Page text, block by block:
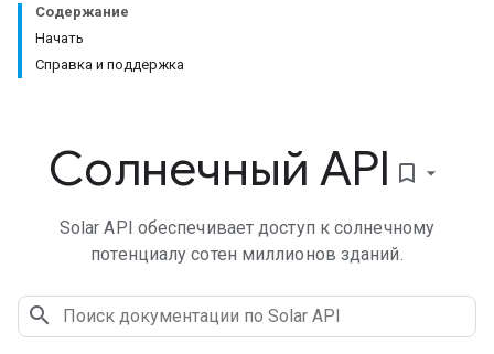
Содержание
Начать
Справка и поддержка
Солнечный API bookmark_border
Solar API обеспечивает доступ к солнечному
потенциалу сотен миллионов зданий.